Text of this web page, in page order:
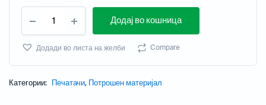
Додај во кошница
Додади во листа на желби Compare
Категории: Печатачи, Потрошен материјал